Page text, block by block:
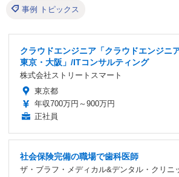
事例 トピックス
クラウドエンジニア「クラウドエンジニ
東京・大阪」/ITコンサルティング
株式会社ストリートスマート
東京都
年収700万円～900万円
正社員
社会保険完備の職場で歯科医師
ザ・ブラフ・メディカル&デンタル・クリニ